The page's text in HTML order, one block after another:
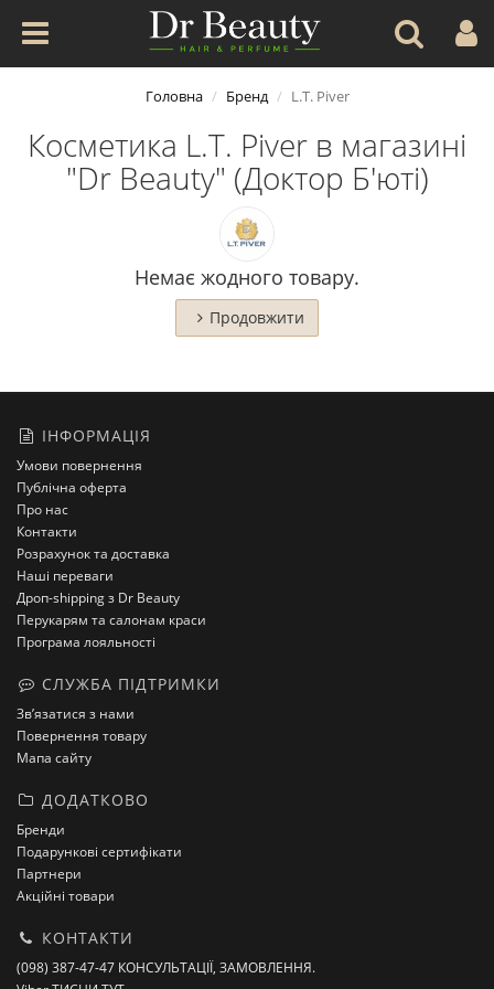
Головна Бренд L.T. Piver
Косметика L.T. Piver в магазині
"Dr Beauty" (Доктор Б'юті)
Немає жодного товару.
Продовжити
ІНФОРМАЦІЯ
Умови повернення
Публічна оферта
Про нас
Контакти
Розрахунок та доставка
Наші переваги
Дроп-shipping з Dr Beauty
Перукарям та салонам краси
Програма лояльності
СЛУЖБА ПІДТРИМКИ
Зв’язатися з нами
Повернення товару
Мапа сайту
ДОДАТКОВО
Бренди
Подарункові сертифікати
Партнери
Акційні товари
КОНТАКТИ
(098) 387-47-47 КОНСУЛЬТАЦІЇ, ЗАМОВЛЕННЯ.